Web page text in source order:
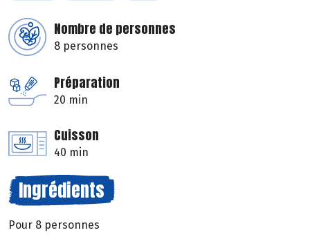
Nombre de personnes
8 personnes
Préparation
20 min
Cuisson
40 min
Ingrédients
Pour 8 personnes